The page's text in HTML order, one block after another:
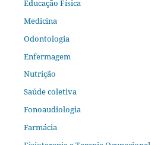
Educação Física
Medicina
Odontologia
Enfermagem
Nutrição
Saúde coletiva
Fonoaudiologia
Farmácia